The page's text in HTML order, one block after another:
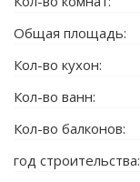
Общая площадь:
Кол-во кухон:
Кол-во ванн:
Кол-во балконов:
год строительства: